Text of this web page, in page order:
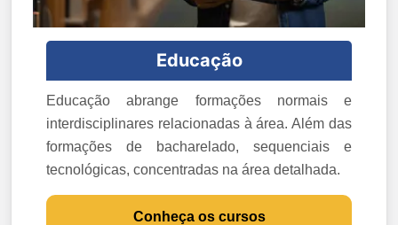
Educação
Educação abrange formações normais e
interdisciplinares relacionadas à área. Além das
formações de bacharelado, sequenciais e
tecnológicas, concentradas na área detalhada.
Conheça os cursos